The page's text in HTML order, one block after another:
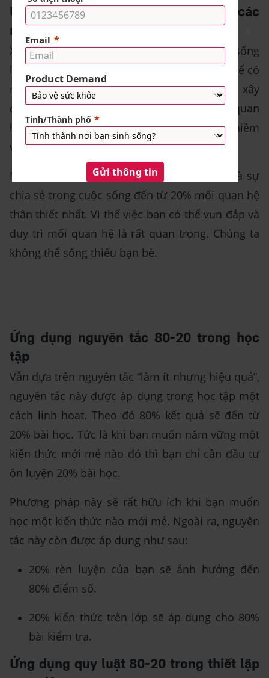
Ứng dụng nguyên tắc 80-20 trong các
mối quan hệ
Xây dựng những mối quan hệ trong cuộc sống
luôn là điều khó khăn. Mặc dù chúng ta có thể có
nhiều bạn bè trong cuộc đời, nhưng lại khó xây
dựng được mối quan hệ lâu dài. Một mối quan
hệ được xây dựng dựa trên sự hòa hợp với niềm
vui mang lại cho nhau.
Nguyên tắc này chỉ rõ rằng 80% niềm vui và sự
chia sẻ trong cuộc sống đến từ 20% mối quan hệ
thân thiết nhất. Vì thế việc bạn có thể vun đắp và
duy trì mối quan hệ là rất quan trọng. Chúng ta
không thể sống thiếu bạn bè.
Ứng dụng nguyên tắc 80-20 trong học
tập
Vẫn dựa trên nguyên tắc “làm ít nhưng hiệu quả”,
nguyên tắc này được áp dụng trong học tập một
cách linh hoạt. Theo đó 80% kết quả sẽ đến từ
20% bài học. Tức là khi bạn muốn nắm vững một
kiến thức mới mẻ nào đó thì bạn chỉ cần đầu tư
ôn luyện 20% bài học.
Phương pháp này sẽ rất hữu ích khi bạn muốn
học một kiến thức nào mới mẻ. Ngoài ra, nguyên
tắc này còn được áp dụng như sau:
20% rèn luyện của bạn sẽ ảnh hưởng đến
80% điểm số.
20% kiến thức trên lớp sẽ áp dụng cho 80%
bài kiểm tra.
Ứng dụng quy luật 80-20 trong thiết lập